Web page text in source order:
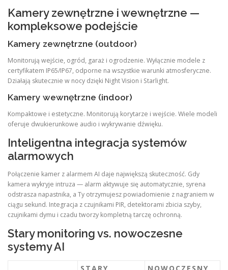
Kamery zewnętrzne i wewnętrzne —
kompleksowe podejście
Kamery zewnętrzne (outdoor)
Monitorują wejście, ogród, garaż i ogrodzenie. Wyłącznie modele z
certyfikatem IP65/IP67, odporne na wszystkie warunki atmosferyczne.
Działają skutecznie w nocy dzięki Night Vision i Starlight.
Kamery wewnętrzne (indoor)
Kompaktowe i estetyczne. Monitorują korytarze i wejście. Wiele modeli
oferuje dwukierunkowe audio i wykrywanie dźwięku.
Inteligentna integracja systemów
alarmowych
Połączenie kamer z alarmem AI daje największą skuteczność. Gdy
kamera wykryje intruza — alarm aktywuje się automatycznie, syrena
odstrasza napastnika, a Ty otrzymujesz powiadomienie z nagraniem w
ciągu sekund. Integracja z czujnikami PIR, detektorami zbicia szyby,
czujnikami dymu i czadu tworzy kompletną tarczę ochronną.
Stary monitoring vs. nowoczesne
systemy AI
STARY
NOWOCZESNY